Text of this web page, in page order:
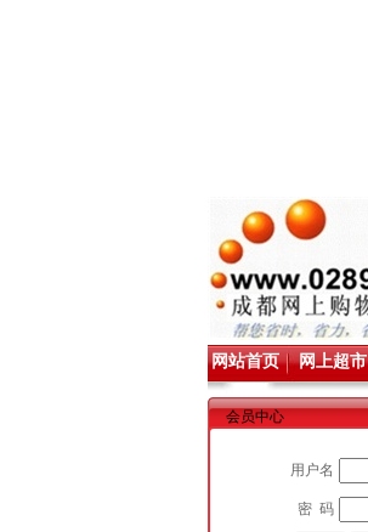
网站首页 网上超市
会员中心
用户名
密 码